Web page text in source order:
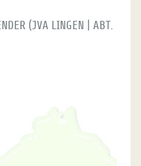
(JVA LINGEN | ABT.